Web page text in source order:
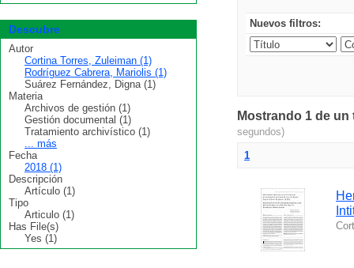
Nuevos filtros:
Mostrando 1 de
segundos)
1
Descubre
Autor
Cortina Torres, Zuleiman (1)
Rodríguez Cabrera, Mariolis (1)
Suárez Fernández, Digna (1)
Materia
Archivos de gestión (1)
Gestión documental (1)
Tratamiento archivístico (1)
... más
Fecha
2018 (1)
Descripción
Artículo (1)
Tipo
Articulo (1)
Has File(s)
Yes (1)